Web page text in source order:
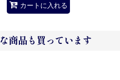
カートに入れる
商品も買っています